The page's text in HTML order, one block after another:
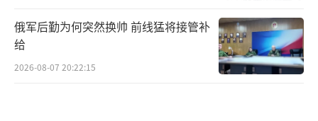
俄军后勤为何突然换帅 前线猛将接管补
给
2026-08-07 20:22:15